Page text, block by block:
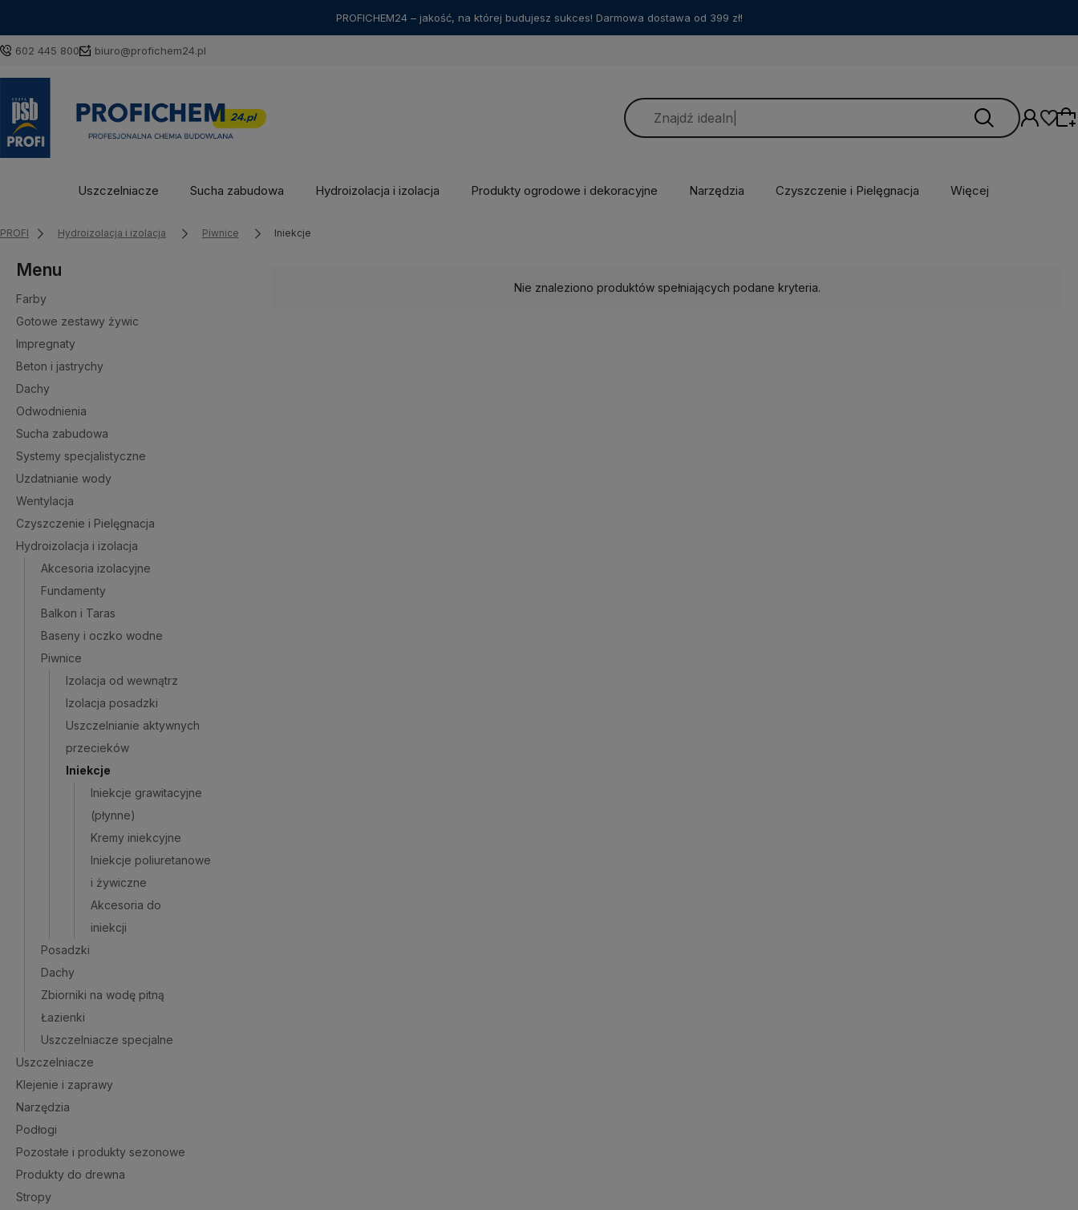
PROFICHEM24 – jakość, na której budujesz sukces! Darmowa dostawa od 399 zł!
602 445 800 biuro@profichem24.pl
Uszczelniacze Sucha zabudowa Hydroizolacja i izolacja Produkty ogrodowe i dekoracyjne Narzędzia Czyszczenie i Pielęgnacja Więcej
PROFI Hydroizolacja i izolacja Piwnice Iniekcje
Menu
Farby
Gotowe zestawy żywic
Impregnaty
Beton i jastrychy
Dachy
Odwodnienia
Sucha zabudowa
Systemy specjalistyczne
Uzdatnianie wody
Wentylacja
Czyszczenie i Pielęgnacja
Hydroizolacja i izolacja
Akcesoria izolacyjne
Fundamenty
Balkon i Taras
Baseny i oczko wodne
Piwnice
Izolacja od wewnątrz
Izolacja posadzki
Uszczelnianie aktywnych
przecieków
Iniekcje
Iniekcje grawitacyjne
(płynne)
Kremy iniekcyjne
Iniekcje poliuretanowe
i żywiczne
Akcesoria do
iniekcji
Posadzki
Dachy
Zbiorniki na wodę pitną
Łazienki
Uszczelniacze specjalne
Uszczelniacze
Klejenie i zaprawy
Narzędzia
Podłogi
Pozostałe i produkty sezonowe
Produkty do drewna
Stropy
Nie znaleziono produktów spełniających podane kryteria.